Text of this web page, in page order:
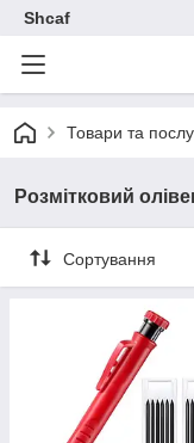
Shcaf
Товари та
Розмітковий
Сортування